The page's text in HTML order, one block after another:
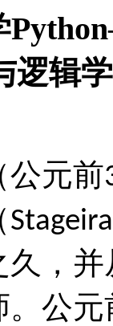
逻辑学
元前
Stageira
，
。公元